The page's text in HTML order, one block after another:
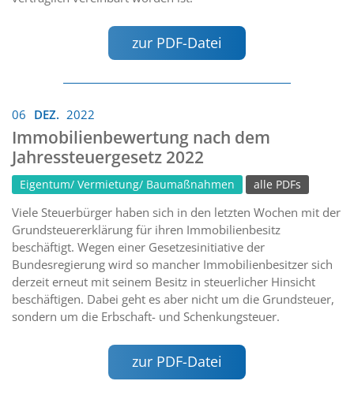
zur PDF-Datei
06 DEZ. 2022
Immobilienbewertung nach dem
Jahressteuergesetz 2022
Eigentum/ Vermietung/ Baumaßnahmen alle PDFs
Viele Steuerbürger haben sich in den letzten Wochen mit der
Grundsteuererklärung für ihren Immobilienbesitz
beschäftigt. Wegen einer Gesetzesinitiative der
Bundesregierung wird so mancher Immobilienbesitzer sich
derzeit erneut mit seinem Besitz in steuerlicher Hinsicht
beschäftigen. Dabei geht es aber nicht um die Grundsteuer,
sondern um die Erbschaft- und Schenkungsteuer.
zur PDF-Datei